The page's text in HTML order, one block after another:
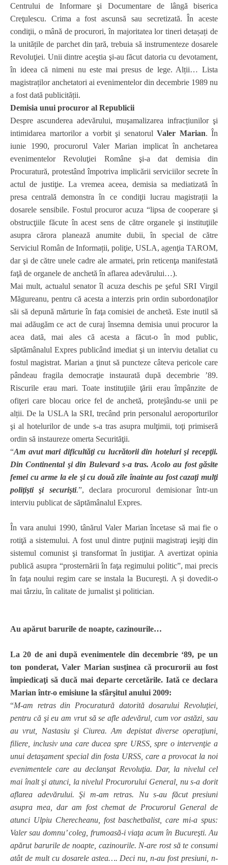
Centrului de Informare şi Documentare de lângă biserica
Creţulescu. Crima a fost ascunsă sau secretizată. În aceste
condiţii, o mână de procurori, în majoritatea lor tineri detașați de
la unitățile de parchet din țară, trebuia să instrumenteze dosarele
Revoluţiei. Unii dintre aceştia şi-au făcut datoria cu devotament,
în ideea că nimeni nu este mai presus de lege. Alții… Lista
magistraților anchetatori ai evenimentelor din decembrie 1989 nu
a fost dată publicității.
Demisia unui procuror al Republicii
Despre ascunderea adevărului, muşamalizarea infracțiunilor şi
intimidarea martorilor a vorbit şi senatorul Valer Marian. În
iunie 1990, procurorul Valer Marian implicat în anchetarea
evenimentelor Revoluţiei Române şi-a dat demisia din
Procuratură, protestând împotriva implicării serviciilor secrete în
actul de justiţie. La vremea aceea, demisia sa mediatizată în
presa centrală demonstra în ce condiţii lucrau magistrații la
dosarele sensibile. Fostul procuror acuza “lipsa de cooperare şi
obstrucţiile făcute în acest sens de către organele şi instituţiile
asupra cărora planează anumite dubii, în special de către
Serviciul Român de Informații, poliţie, USLA, agenţia TAROM,
dar şi de către unele cadre ale armatei, prin reticenţa manifestată
faţă de organele de anchetă în aflarea adevărului…).
Mai mult, actualul senator îl acuza deschis pe şeful SRI Virgil
Măgureanu, pentru că acesta a interzis prin ordin subordonaţilor
săi să depună mărturie în faţa comisiei de anchetă. Este inutil să
mai adăugăm ce act de curaj însemna demisia unui procuror la
acea dată, mai ales că acesta a făcut-o în mod public,
săptămânalul Expres publicând imediat şi un interviu detaliat cu
fostul magistrat. Marian a ţinut să puncteze câteva pericole care
pândeau fragila democraţie instaurată după decembrie ’89.
Riscurile erau mari. Toate instituţiile ţării erau împânzite de
ofiţeri care blocau orice fel de anchetă, protejându-se unii pe
alții. De la USLA la SRI, trecând prin personalul aeroporturilor
şi al hotelurilor de unde s-a tras asupra mulţimii, toţi primiseră
ordin să instaureze omerta Securităţii.
“Am avut mari dificultăţi cu lucrătorii din hoteluri şi recepţii.
Din Continental şi din Bulevard s-a tras. Acolo au fost găsite
femei cu arme la ele şi cu două zile înainte au fost cazaţi mulţi
poliţişti şi securişti.”, declara procurorul demisionar într-un
interviu publicat de săptămânalul Expres.
În vara anului 1990, tânărul Valer Marian încetase să mai fie o
rotiţă a sistemului. A fost unul dintre puţinii magistraţi ieşiţi din
sistemul comunist şi transformat în justiţiar. A avertizat opinia
publică asupra “prosternării în faţa regimului politic”, mai precis
în faţa noului regim care se instala la Bucureşti. A și dovedit-o
mai târziu, în calitate de jurnalist şi politician.
Au apărut barurile de noapte, cazinourile…
La 20 de ani după evenimentele din decembrie ‘89, pe un
ton ponderat, Valer Marian susţinea că procurorii au fost
împiedicaţi să ducă mai departe cercetările. Iată ce declara
Marian într-o emisiune la sfârşitul anului 2009:
“M-am retras din Procuratură datorită dosarului Revoluţiei,
pentru că şi eu am vrut să se afle adevărul, cum vor astăzi, sau
au vrut, Nastasiu şi Ciurea. Am depistat diverse operaţiuni,
filiere, inclusiv una care ducea spre URSS, spre o intervenţie a
unui detaşament special din fosta URSS, care a provocat la noi
evenimentele care au declanşat Revoluţia. Dar, la nivelul cel
mai înalt şi atunci, la nivelul Procurorului General, nu s-a dorit
aflarea adevărului. Şi m-am retras. Nu s-au făcut presiuni
asupra mea, dar am fost chemat de Procurorul General de
atunci Ulpiu Cherecheanu, fost baschetbalist, care mi-a spus:
Valer sau domnu’ coleg, frumoasă-i viaţa acum în Bucureşti. Au
apărut barurile de noapte, cazinourile. N-are rost să te consumi
atât de mult cu dosarele astea…. Deci nu, n-au fost presiuni, n-